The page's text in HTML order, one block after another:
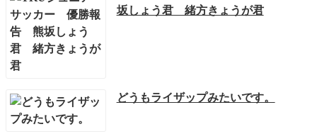
坂しょう君 緒方きょうが君
どうもライザップみたいです。